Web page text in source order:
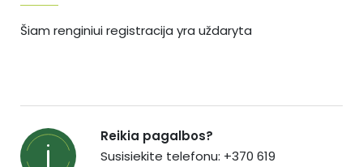
Šiam renginiui registracija yra uždaryta
Reikia pagalbos?
Susisiekite telefonu: +370 619